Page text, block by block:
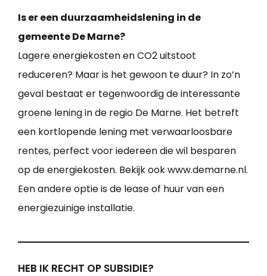
Is er een duurzaamheidslening in de
gemeente De Marne?
Lagere energiekosten en CO2 uitstoot
reduceren? Maar is het gewoon te duur? In zo’n
geval bestaat er tegenwoordig de interessante
groene lening in de regio De Marne. Het betreft
een kortlopende lening met verwaarloosbare
rentes, perfect voor iedereen die wil besparen
op de energiekosten. Bekijk ook www.demarne.nl.
Een andere optie is de lease of huur van een
energiezuinige installatie.
HEB IK RECHT OP SUBSIDIE?